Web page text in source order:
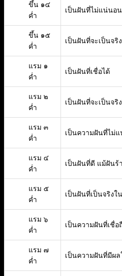
ขึ้น ๑๔
ค่ำ
เป็นฝันที่ไม่แน่นอน
ขึ้น ๑๕
ค่ำ
เป็นฝันที่จะเป็นจ
แรม ๑
ค่ำ
เป็นฝันที่เชื่อได้
แรม ๒
ค่ำ
เป็นฝันที่จะเป็นจริ
แรม ๓
ค่ำ
เป็นความฝันที่ไม่
แรม ๔
ค่ำ
เป็นฝันที่ดี แม้ฝันร้
แรม ๕
ค่ำ
เป็นฝันที่เป็นจริง
แรม ๖
ค่ำ
เป็นความฝันที่เชื่อ
แรม ๗
ค่ำ
เป็นความฝันที่มีผล